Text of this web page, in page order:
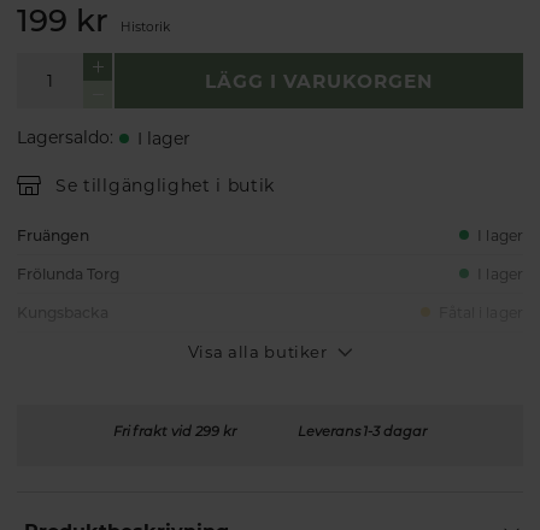
199 kr Historik
LÄGG I VARUKORGEN
Lagersaldo: I lager
Se tillgänglighet i butik
Fruängen I lager
Frölunda Torg I lager
Visa alla butiker
Fri frakt vid 299 kr Leverans 1-3 dagar